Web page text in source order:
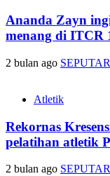
Ananda Zayn
menang di ITCR
2 bulan ago
Atletik
Rekornas
pelatihan atletik
2 bulan ago